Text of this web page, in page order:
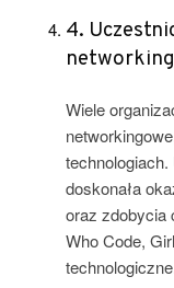
4.
Wiele
doskonała
oraz zdobycia
Who Code,